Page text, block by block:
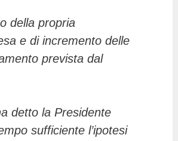
della propria
e di incremento delle
prevista dal
detto la Presidente
sufficiente l’ipotesi